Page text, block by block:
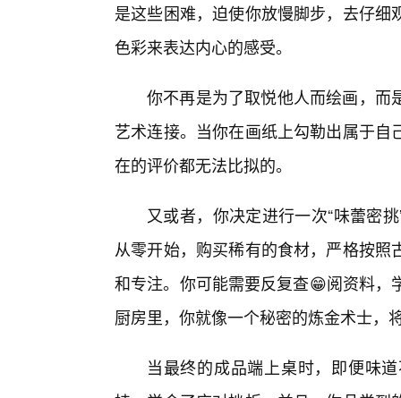
是这些困难，迫使你放慢脚步，去仔
色彩来表达内心的感受。
你不再是为了取悦他人而绘画，而
艺术连接。当你在画纸上勾勒出属于
在的评价都无法比拟的。
又或者，你决定进行一次“味蕾密
从零开始，购买稀有的食材，严格按
和专注。你可能需要反复查😁阅资料
厨房里，你就像一个秘密的炼金术士，
当最终的成品端上桌时，即便味